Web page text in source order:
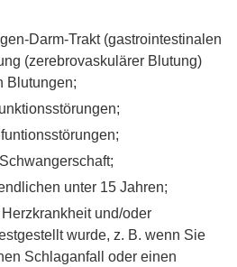
Darm-Trakt (gastrointestinalen
(zerebrovaskulärer Blutung)
Blutungen;
unter 15 Jahren;
und/oder
wurde, z. B. wenn Sie
Schlaganfall oder einen